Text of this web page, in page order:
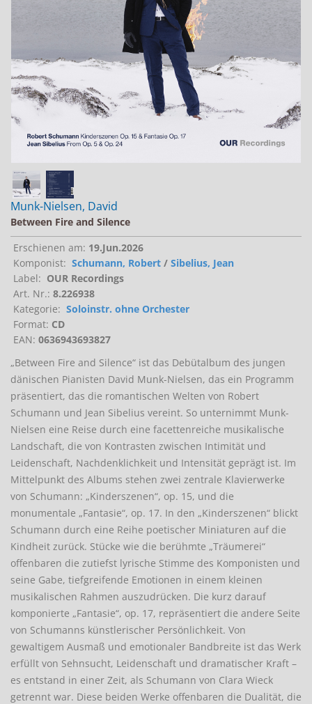
Jobs bei Naxos
Naxos weltweit
Munk-Nielsen, David
Between Fire and Silence
Erschienen am: 19.Jun.2026
Komponist: Schumann, Robert / Sibelius, Jean
Label: OUR Recordings
Art. Nr.: 8.226938
Kategorie: Soloinstr. ohne Orchester
Format: CD
EAN: 0636943693827
„Between Fire and Silence“ ist das Debütalbum des jungen
dänischen Pianisten David Munk-Nielsen, das ein Programm
präsentiert, das die romantischen Welten von Robert
Schumann und Jean Sibelius vereint. So unternimmt Munk-
Nielsen eine Reise durch eine facettenreiche musikalische
Landschaft, die von Kontrasten zwischen Intimität und
Leidenschaft, Nachdenklichkeit und Intensität geprägt ist. Im
Mittelpunkt des Albums stehen zwei zentrale Klavierwerke
von Schumann: „Kinderszenen“, op. 15, und die
monumentale „Fantasie“, op. 17. In den „Kinderszenen“ blickt
Schumann durch eine Reihe poetischer Miniaturen auf die
Kindheit zurück. Stücke wie die berühmte „Träumerei“
offenbaren die zutiefst lyrische Stimme des Komponisten und
seine Gabe, tiefgreifende Emotionen in einem kleinen
musikalischen Rahmen auszudrücken. Die kurz darauf
komponierte „Fantasie“, op. 17, repräsentiert die andere Seite
von Schumanns künstlerischer Persönlichkeit. Von
gewaltigem Ausmaß und emotionaler Bandbreite ist das Werk
erfüllt von Sehnsucht, Leidenschaft und dramatischer Kraft –
es entstand in einer Zeit, als Schumann von Clara Wieck
getrennt war. Diese beiden Werke offenbaren die Dualität, die